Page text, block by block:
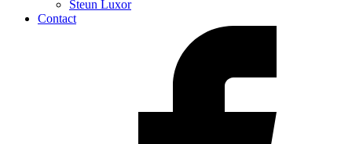
Steun Luxor
Contact